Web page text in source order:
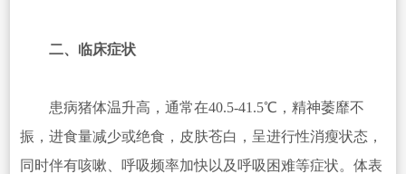
二、临床症状
患病猪体温升高，通常在40.5-41.5℃，精神萎靡不
振，进食量减少或绝食，皮肤苍白，呈进行性消瘦状态，
同时伴有咳嗽、呼吸频率加快以及呼吸困难等症状。体表